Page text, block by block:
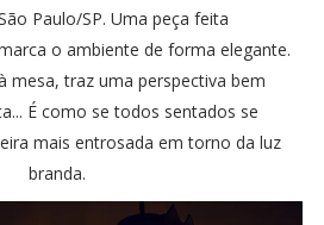
Paulo/SP. Uma peça feita
o ambiente de forma elegante.
mesa, traz uma perspectiva bem
É como se todos sentados se
mais entrosada em torno da luz
branda.